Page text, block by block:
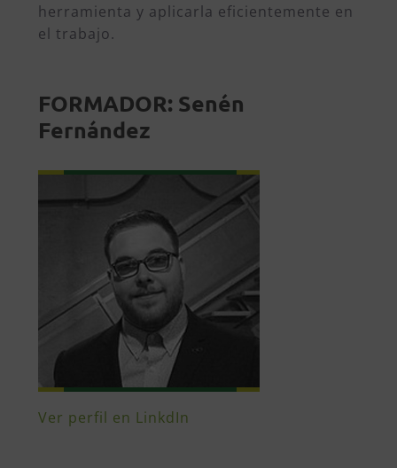
herramienta y aplicarla eficientemente en
el trabajo.
FORMADOR: Senén
Fernández
Ver perfil en LinkdIn